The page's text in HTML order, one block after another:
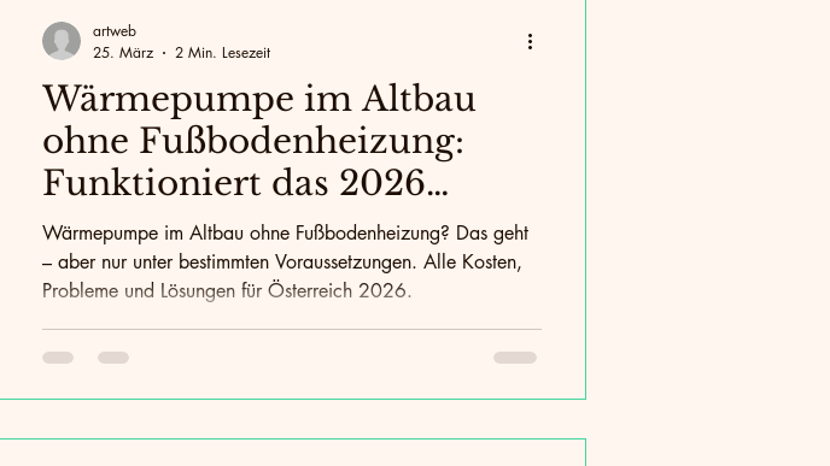
Wärmepumpe im Altbau
ohne Fußbodenheizung:
Funktioniert das 2026
wirklich?
Wärmepumpe im Altbau ohne Fußbodenheizung? Das geht
– aber nur unter bestimmten Voraussetzungen. Alle Kosten,
Probleme und Lösungen für Österreich 2026.
artweb
25. März
2 Min. Lesezeit